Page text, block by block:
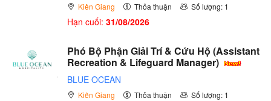
Kiên Giang Thỏa thuận Số lượng: 1
Hạn cuối: 31/08/2026
Phó Bộ Phận Giải Trí & Cứu Hộ (Assistant
Recreation & Lifeguard Manager)
BLUE OCEAN
Kiên Giang Thỏa thuận Số lượng: 1